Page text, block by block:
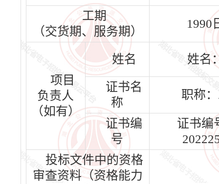
工期
（交货期、服务期）
1990
项目
负责人
（如有）
姓名 姓名
证书名
称
职称
证书编
号
证书编
投标文件中的资格
审查资料（资格能力